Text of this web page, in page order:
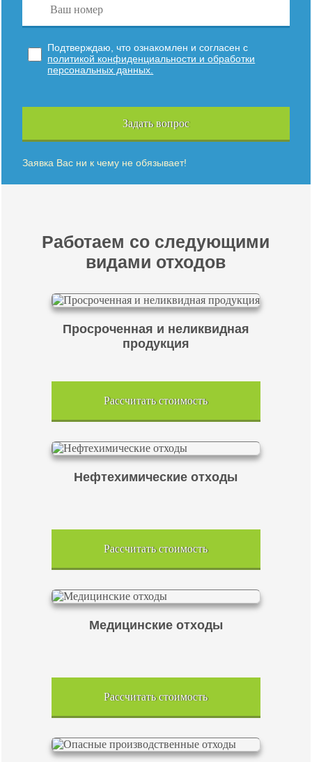
Подтверждаю, что ознакомлен и согласен с
политикой конфиденциальности и обработки
персональных данных.
Задать вопрос
Заявка Вас ни к чему не обязывает!
Работаем со следующими
видами отходов
Просроченная и неликвидная
продукция
Рассчитать стоимость
Нефтехимические отходы
Рассчитать стоимость
Медицинские отходы
Рассчитать стоимость